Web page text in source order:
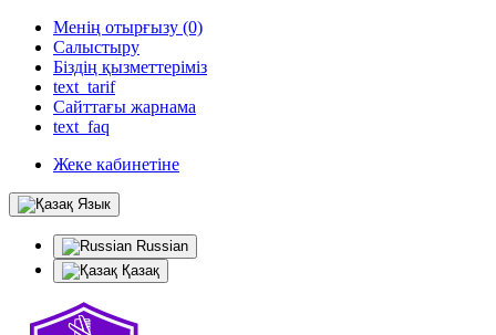
Менің отырғызу (0)
Салыстыру
Біздің қызметтеріміз
text_tarif
Сайттағы жарнама
text_faq
Жеке кабинетіне
Язык
Russian
Қазақ